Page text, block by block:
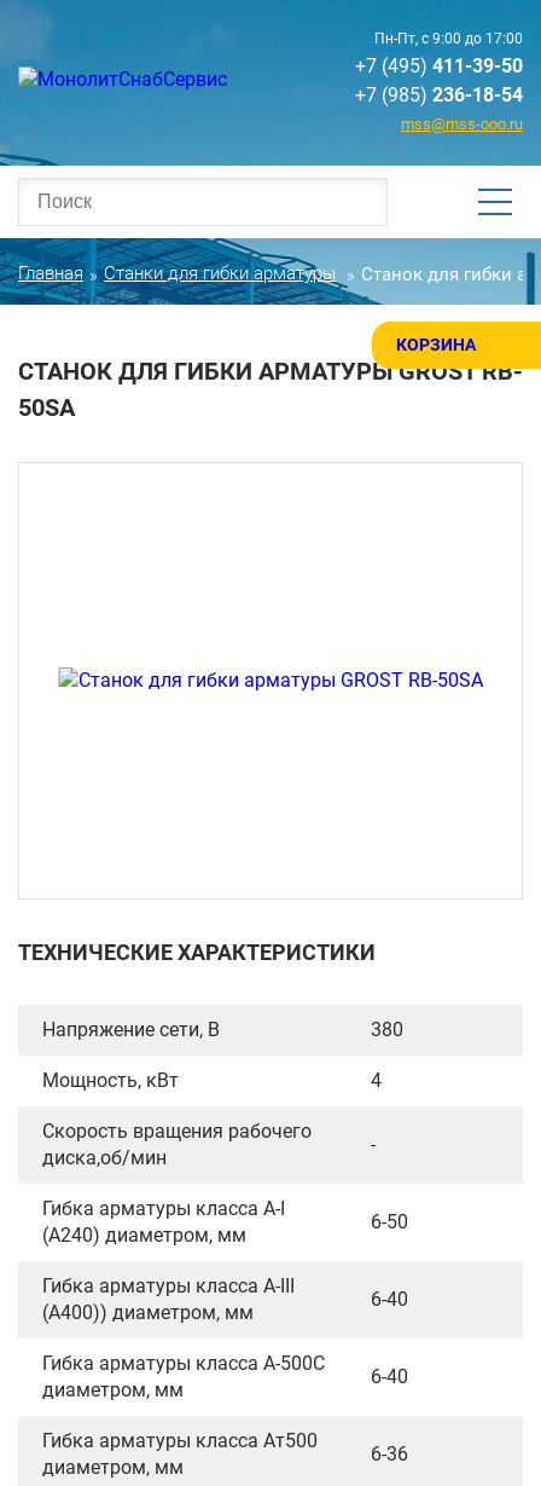
КОРЗИНА
Пн-Пт, с 9:00 до 17:00
+7 (495) 411-39-50
+7 (985) 236-18-54
mss@mss-ooo.ru
Главная » Станки для гибки арматуры » Станок для гибки
СТАНОК ДЛЯ ГИБКИ АРМАТУРЫ GROST RB-
50SA
ТЕХНИЧЕСКИЕ ХАРАКТЕРИСТИКИ
Напряжение сети, В 380
Мощность, кВт 4
Скорость вращения рабочего
диска,об/мин
-
Гибка арматуры класса А-I
(А240) диаметром, мм
6-50
Гибка арматуры класса А-III
(А400)) диаметром, мм
6-40
Гибка арматуры класса А-500С
диаметром, мм
6-40
Гибка арматуры класса Ат500
диаметром, мм
6-36